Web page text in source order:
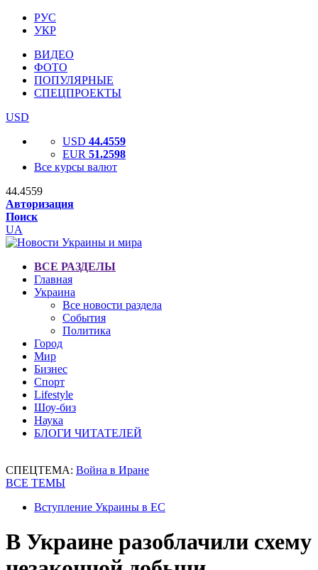
РУС
УКР
ВИДЕО
ФОТО
ПОПУЛЯРНЫЕ
СПЕЦПРОЕКТЫ
USD
USD 44.4559
EUR 51.2598
Все курсы валют
44.4559
Авторизация
Поиск
UA
ВСЕ РАЗДЕЛЫ
Главная
Украина
Все новости раздела
События
Политика
Город
Мир
Бизнес
Спорт
Lifestyle
Шоу-биз
Наука
БЛОГИ ЧИТАТЕЛЕЙ
СПЕЦТЕМА: Война в Иране
ВСЕ ТЕМЫ
Вступление Украины в ЕС
В Украине разоблачили схему